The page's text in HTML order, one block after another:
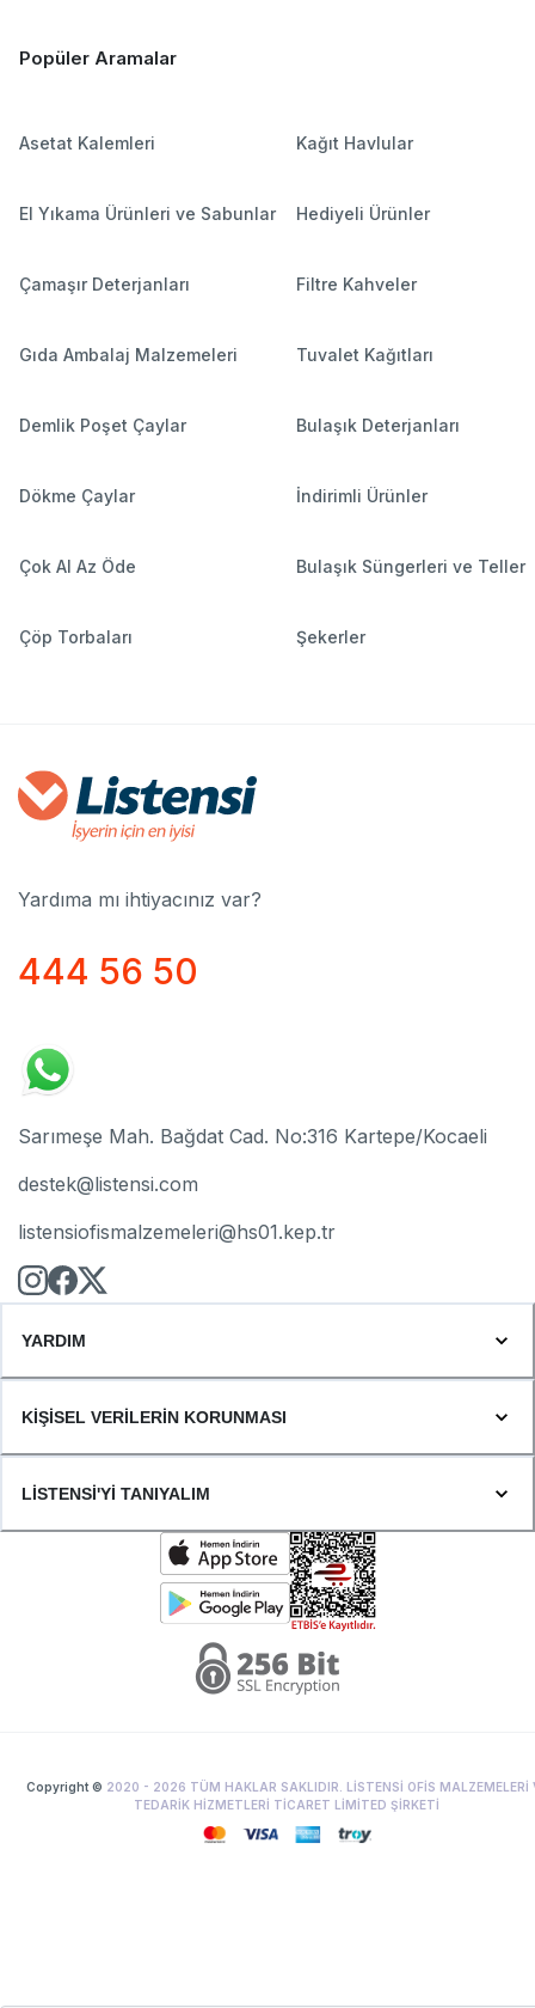
Popüler Aramalar
Asetat Kalemleri Kağıt Havlular
El Yıkama Ürünleri ve Sabunlar Hediyeli Ürünler
Çamaşır Deterjanları Filtre Kahveler
Gıda Ambalaj Malzemeleri Tuvalet Kağıtları
Demlik Poşet Çaylar Bulaşık Deterjanları
Dökme Çaylar İndirimli Ürünler
Çok Al Az Öde Bulaşık Süngerleri ve Teller
Çöp Torbaları Şekerler
Yardıma mı ihtiyacınız var?
444 56 50
Sarımeşe Mah. Bağdat Cad. No:316 Kartepe/Kocaeli
destek@listensi.com
listensiofismalzemeleri@hs01.kep.tr
YARDIM
KİŞİSEL VERİLERİN KORUNMASI
LİSTENSİ'Yİ TANIYALIM
Copyright © 2020 - 2026 TÜM HAKLAR SAKLIDIR. LİSTENSİ OFİS MALZEMELERİ
TEDARİK HİZMETLERİ TİCARET LİMİTED ŞİRKETİ